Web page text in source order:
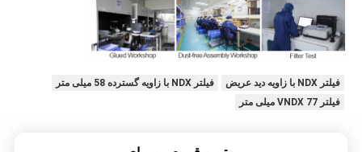
فیلتر NDX با زاویه دید عریض
فیلتر NDX با زاویه گسترده 58 میلی متر
فیلتر VNDX 77 میلی متر